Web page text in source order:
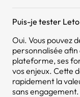
Puis-je tester
Oui. Vous pouvez
personnalisée
plateforme, ses
vos enjeux. Cette
rapidement la
sans engagement.